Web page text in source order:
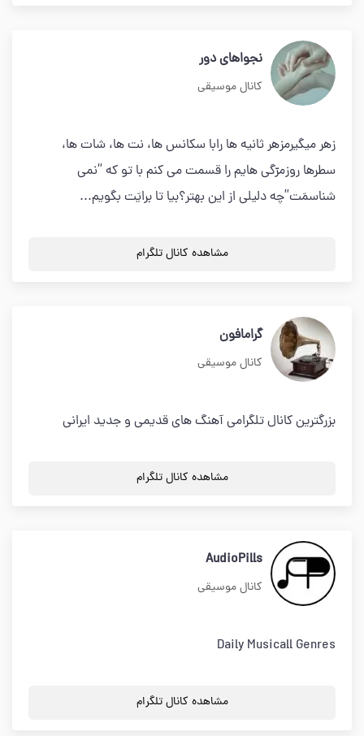
نجواهای دور
کانال موسیقی
زهر میگیرمزهر ثانیه ها رابا سکانس ها، نت ها، شات ها،
سطرها روزمرّگی هایم را قسمت می کنم با تو که “نمی
شناسمَت”چه دلیلی از این بهتر؟بیا تا برایَت بگویم...
مشاهده کانال تلگرام
گرامافون
کانال موسیقی
بزرگترین کانال تلگرامی آهنگ های قدیمی و جدید ایرانی
مشاهده کانال تلگرام
AudioPills
کانال موسیقی
Daily Musicall Genres
مشاهده کانال تلگرام